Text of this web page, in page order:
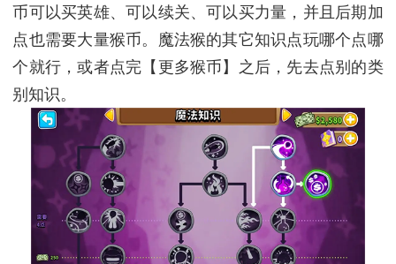
币可以买英雄、可以续关、可以买力量，并且后期加
点也需要大量猴币。魔法猴的其它知识点玩哪个点哪
个就行，或者点完【更多猴币】之后，先去点别的类
别知识。